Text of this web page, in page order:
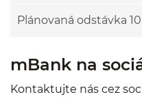
Plánovaná odstávka
mBank na
Kontaktujte nás cez